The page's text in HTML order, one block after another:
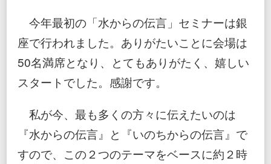
今年最初の「水からの伝言」セミナーは銀
座で行われました。ありがたいことに会場は
50名満席となり、とてもありがたく、嬉しい
スタートでした。感謝です。
私が今、最も多くの方々に伝えたいのは
『水からの伝言』と『いのちからの伝言』で
すので、この２つのテーマをベースに約２時